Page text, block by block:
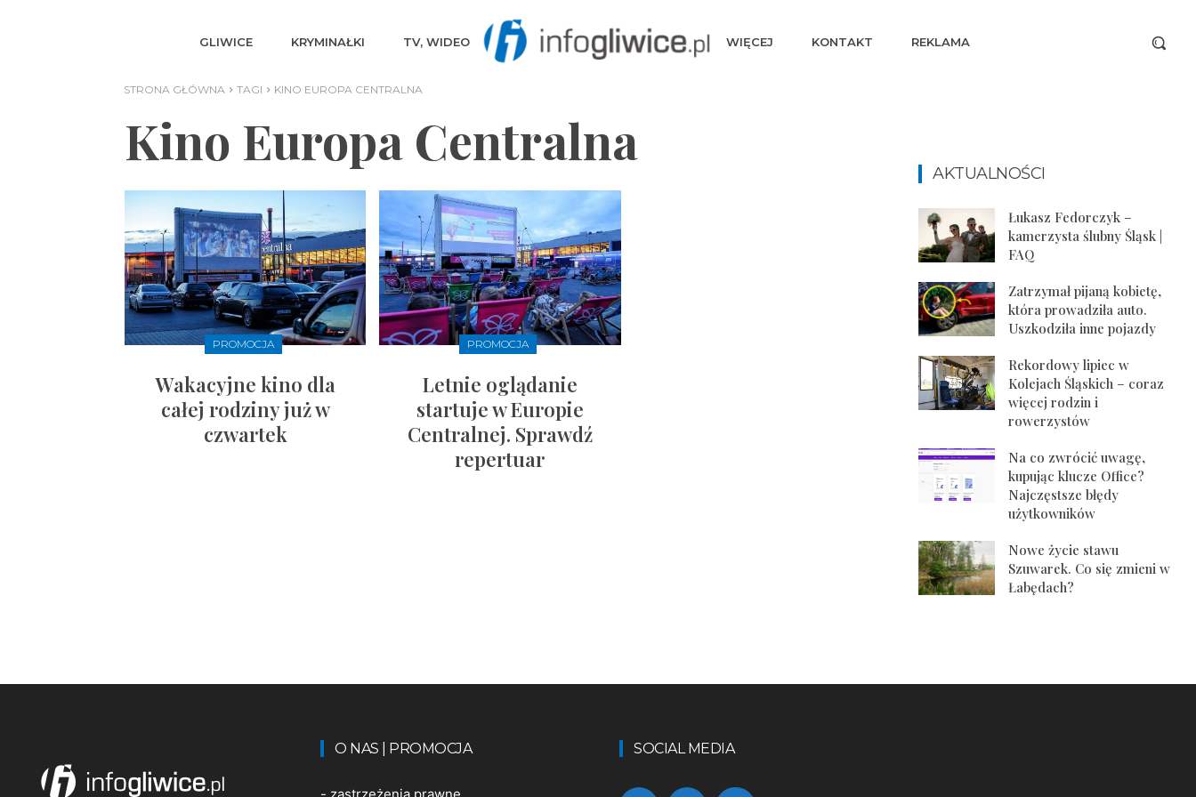
GLIWICE KRYMINAŁKI TV, WIDEO WIĘCEJ KONTAKT REKLAMA
STRONA GŁÓWNA TAGI KINO EUROPA CENTRALNA
Kino Europa Centralna
PROMOCJA
Wakacyjne kino dla
całej rodziny już w
czwartek
PROMOCJA
Letnie oglądanie
startuje w Europie
Centralnej. Sprawdź
repertuar
AKTUALNOŚCI
Łukasz Fedorczyk –
kamerzysta ślubny Śląsk |
FAQ
Zatrzymał pijaną kobietę,
która prowadziła auto.
Uszkodziła inne pojazdy
Rekordowy lipiec w
Kolejach Śląskich – coraz
więcej rodzin i
rowerzystów
Na co zwrócić uwagę,
kupując klucze Office?
Najczęstsze błędy
użytkowników
Nowe życie stawu
Szuwarek. Co się zmieni w
Łabędach?
O NAS | PROMOCJA
- zastrzeżenia prawne
SOCIAL MEDIA